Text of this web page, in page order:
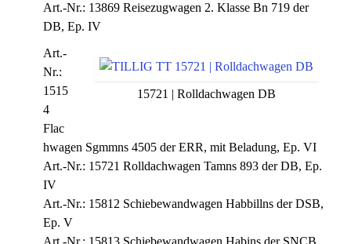
Art.-Nr.: 13869 Reisezugwagen 2. Klasse Bn 719 der
DB, Ep. IV
15721 | Rolldachwagen DB
Art.-
Nr.:
1515
4
Flac
hwagen Sgmmns 4505 der ERR, mit Beladung, Ep. VI
Art.-Nr.: 15721 Rolldachwagen Tamns 893 der DB, Ep.
IV
Art.-Nr.: 15812 Schiebewandwagen Habbillns der DSB,
Ep. V
Art.-Nr.: 15813 Schiebewandwagen Habins der SNCB